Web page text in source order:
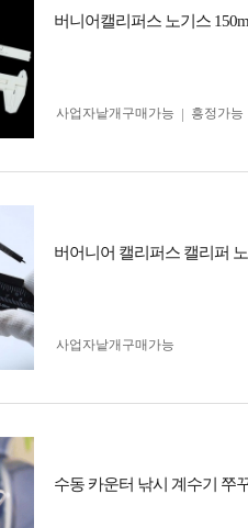
버니어캘리퍼스 노기스
사업자 낱개구매가능 흥정가능
버어니어 캘리퍼스 캘리퍼
사업자 낱개구매가능
수동 카운터 낚시 계수기 쭈